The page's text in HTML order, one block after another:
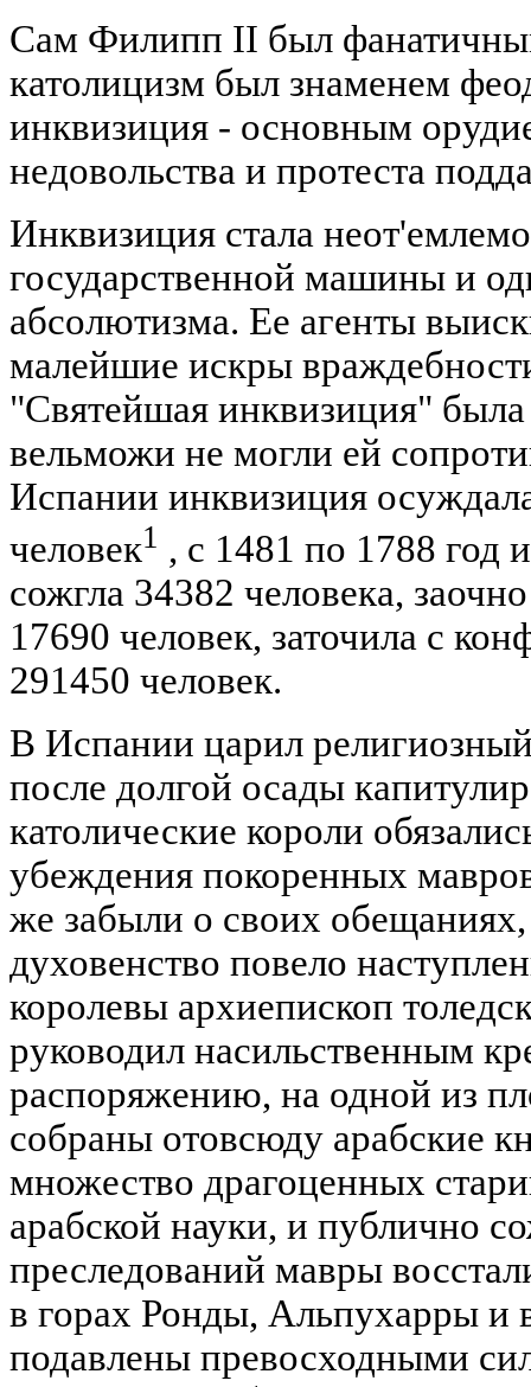
Сам Филипп II был
католицизм был знаменем
инквизиция - основным
недовольства и протеста
Инквизиция стала
государственной машины и
абсолютизма. Ее агенты
малейшие искры
"Святейшая инквизиция"
вельможи не могли ей
Испании инквизиция
человек1 , с 1481 по 1788 год
сожгла 34382 человека,
17690 человек, заточила с
291450 человек.
В Испании царил
после долгой осады
католические короли
убеждения покоренных
же забыли о своих обещаниях,
духовенство повело
королевы архиепископ
руководил насильственным
распоряжению, на одной из
собраны отовсюду арабские
множество драгоценных
арабской науки, и публично
преследований мавры
в горах Ронды, Альпухарры и
подавлены превосходными